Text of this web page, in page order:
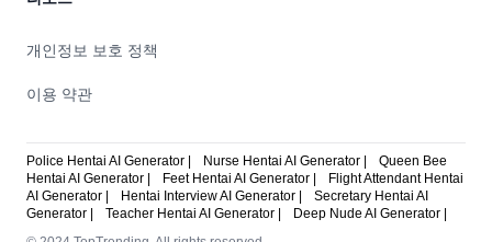
개인정보 보호 정책
이용 약관
Police Hentai AI Generator | Nurse Hentai AI Generator |
Queen Bee
Hentai AI Generator |
Feet Hentai AI Generator |
Flight Attendant Hentai
AI Generator |
Hentai Interview AI Generator |
Secretary Hentai AI
Generator |
Teacher Hentai AI Generator |
Deep Nude AI Generator |